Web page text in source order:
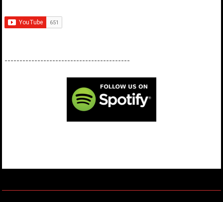
------------------------------------------